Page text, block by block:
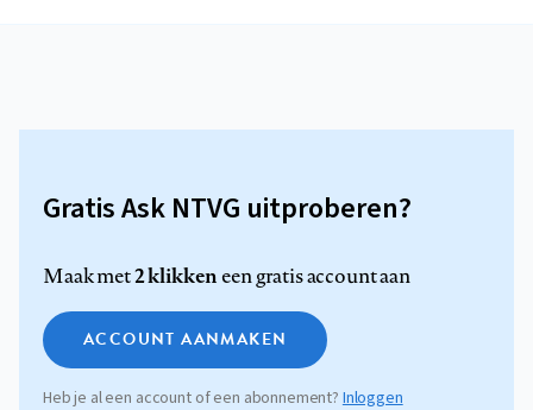
Gratis Ask NTVG uitproberen?
Maak met2 klikkeneen gratis account aan
ACCOUNT AANMAKEN
Heb je al een account of een abonnement? Inloggen